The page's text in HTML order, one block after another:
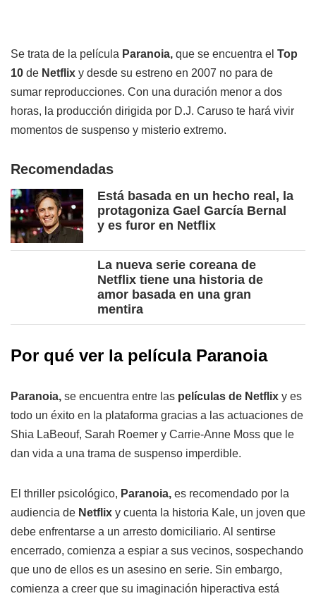
Se trata de la película Paranoia, que se encuentra el Top
10 de Netflix y desde su estreno en 2007 no para de
sumar reproducciones. Con una duración menor a dos
horas, la producción dirigida por D.J. Caruso te hará vivir
momentos de suspenso y misterio extremo.
Recomendadas
Está basada en un hecho real, la
protagoniza Gael García Bernal
y es furor en Netflix
La nueva serie coreana de
Netflix tiene una historia de
amor basada en una gran
mentira
Por qué ver la película Paranoia
Paranoia, se encuentra entre las películas de Netflix y es
todo un éxito en la plataforma gracias a las actuaciones de
Shia LaBeouf, Sarah Roemer y Carrie-Anne Moss que le
dan vida a una trama de suspenso imperdible.
El thriller psicológico, Paranoia, es recomendado por la
audiencia de Netflix y cuenta la historia Kale, un joven que
debe enfrentarse a un arresto domiciliario. Al sentirse
encerrado, comienza a espiar a sus vecinos, sospechando
que uno de ellos es un asesino en serie. Sin embargo,
comienza a creer que su imaginación hiperactiva está